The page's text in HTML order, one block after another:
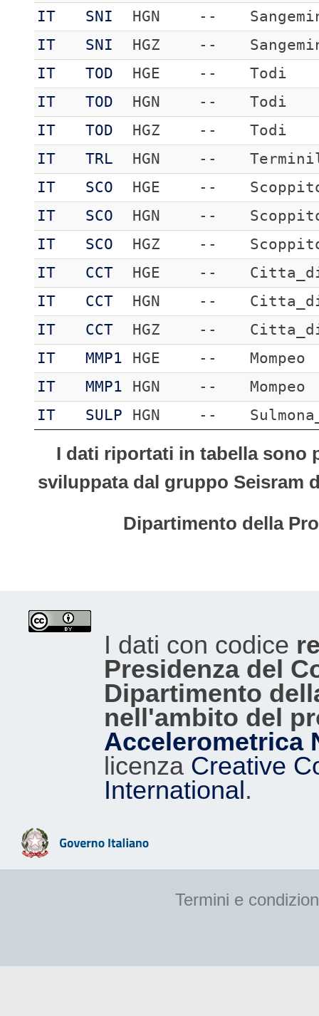
IT SNI HGN --
IT
SNI HGZ --
IT
TOD HGE --
Todi
IT
TOD HGN --
Todi
IT
TOD HGZ --
Todi
IT
TRL HGN --
IT
SCO HGE --
IT
SCO HGN --
IT
SCO HGZ --
IT
CCT HGE --
IT
CCT HGN --
IT
CCT HGZ --
IT
MMP1 HGE --
Mompeo
IT
MMP1 HGN --
Mompeo
IT
SULP HGN --
I dati riportati in tabella sono
sviluppata dal gruppo Seisram
Dipartimento della
I dati con codice
Presidenza del
Dipartimento
nell'ambito del
Accelerometrica
licenza Creative
International.
Termini e